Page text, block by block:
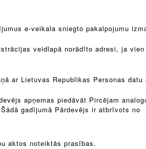
e-veikala sniegto pakalpojumu
veidlapā norādīto adresi, ja
ar Lietuvas Republikas Personas
apņemas piedāvāt Pircējam
gadījumā Pārdevējs ir atbrīvots no
aktos noteiktās prasības.